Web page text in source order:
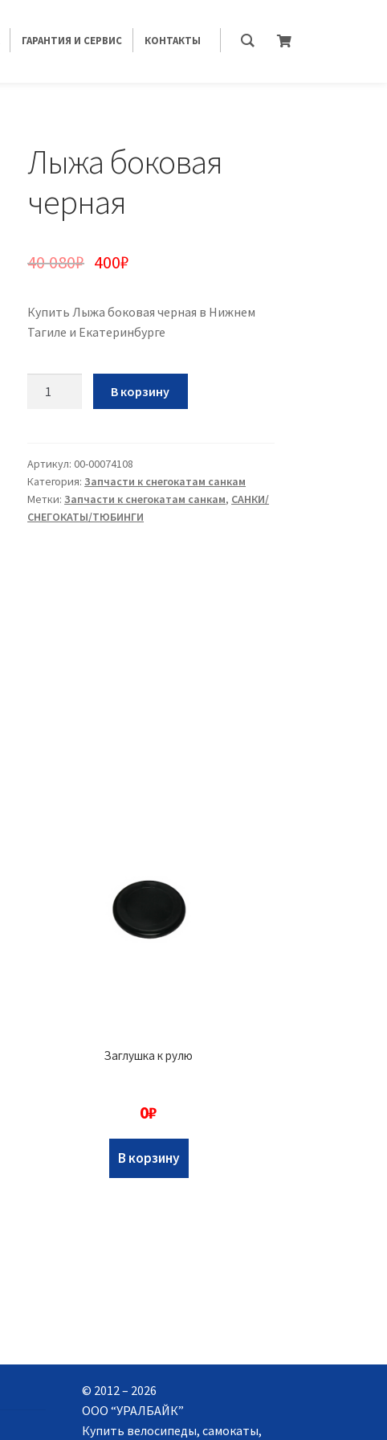
ГАРАНТИЯ И СЕРВИС КОНТАКТЫ
Лыжа боковая
черная
40 080₽ 400₽
Купить Лыжа боковая черная в Нижнем
Тагиле и Екатеринбурге
В корзину
Артикул:00-00074108
Категория:Запчасти к снегокатам санкам
Метки:Запчасти к снегокатам санкам, САНКИ/
СНЕГОКАТЫ/ТЮБИНГИ
Заглушка к рулю
0₽
В корзину
© 2012 – 2026
ООО “УРАЛБАЙК”
Купить велосипеды, самокаты,